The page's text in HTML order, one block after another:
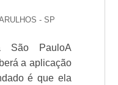
- SP
São PauloA
a aplicação
é que ela